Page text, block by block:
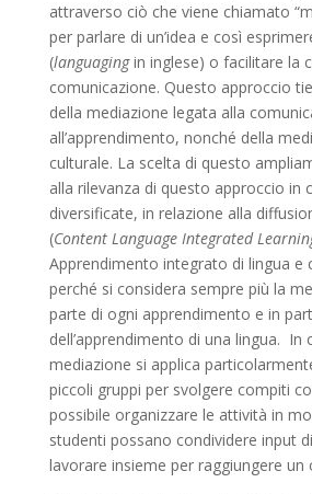
attraverso ciò che viene chiamato
per parlare di un’idea e così
(languagingin inglese) o facilitare la
comunicazione. Questo approccio
della mediazione legata alla
all’apprendimento, nonché della
culturale. La scelta di questo
alla rilevanza di questo approccio in
diversificate, in relazione alla
(Content Language Integrated
Apprendimento integrato di lingua e
perché si considera sempre più la
parte di ogni apprendimento e in
dell’apprendimento di una lingua. In
mediazione si applica
piccoli gruppi per svolgere compiti
possibile organizzare le attività in
studenti possano condividere input
lavorare insieme per raggiungere un